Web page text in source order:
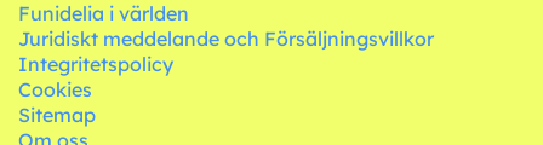
Funidelia i världen
Juridiskt meddelande och Försäljningsvillkor
Integritetspolicy
Cookies
Sitemap